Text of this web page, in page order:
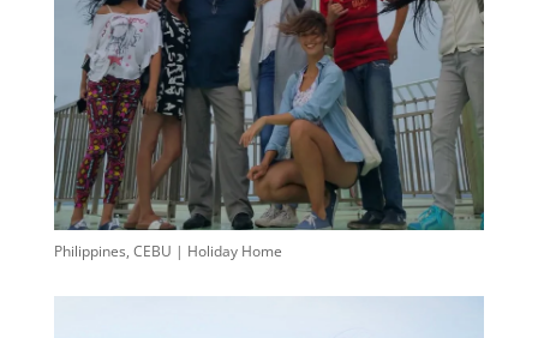
Philippines, CEBU | Holiday Home